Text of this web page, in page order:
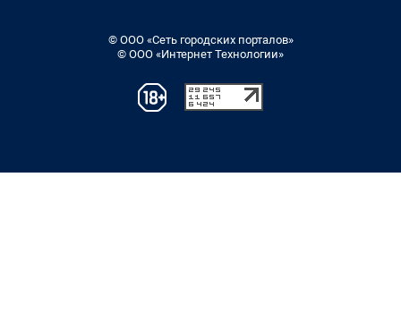
© ООО «Сеть городских порталов»
© ООО «Интернет Технологии»